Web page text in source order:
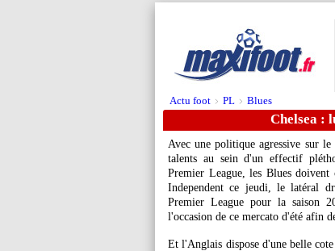
Actu foot > PL > Blues
Chelsea :
Avec une politique agressive sur le
talents au sein d'un effectif
Premier League, les Blues
Independent ce jeudi, le latéral
Premier League pour la saison
l'occasion de ce mercato d'été afin
Et l'Anglais dispose d'une belle